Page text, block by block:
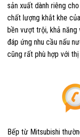
sản xuất dành riêng
chất lượng khắt khe
bền vượt trội, khả năng
đáp ứng nhu cầu nấu
cũng rất phù hợp với
Bếp từ Mitsubishi